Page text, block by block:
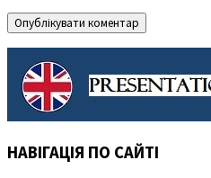
НАВІГАЦІЯ ПО САЙТІ